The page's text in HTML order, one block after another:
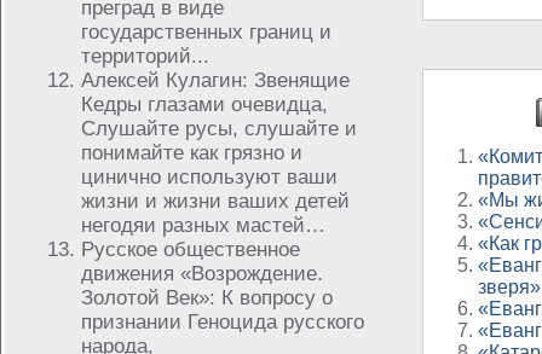
преград в виде
государственных границ и
территорий...
Алексей Кулагин: Звенящие
Кедры глазами очевидца,
Слушайте русы, слушайте и
понимайте как грязно и
цинично используют ваши
жизни и жизни ваших детей
негодяи разных мастей…
Русское общественное
движения «Возрождение.
Золотой Век»: К вопросу о
признании Геноцида русского
народа,
«Мы
«Как
зверя»